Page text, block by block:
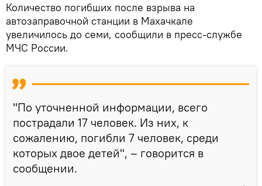
Количество погибших после взрыва на
автозаправочной станции в Махачкале
увеличилось до семи, сообщили в пресс-службе
МЧС России.
"По уточненной информации, всего
пострадали 17 человек. Из них, к
сожалению, погибли 7 человек, среди
которых двое детей", – говорится в
сообщении.